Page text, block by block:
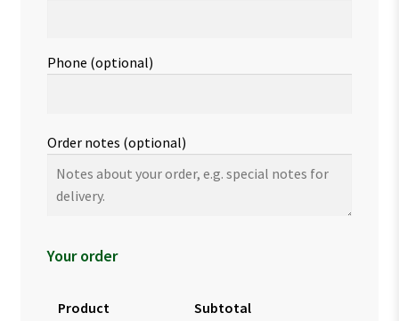
Phone (optional)
Order notes (optional)
Your order
Product Subtotal